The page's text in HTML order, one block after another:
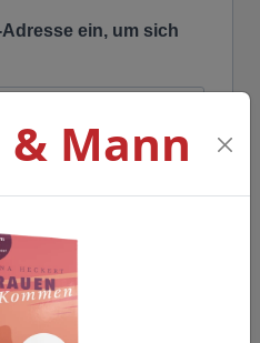
ein, um sich
rund um Liebe,
ein
beim Webinar beantwortet.
ist erforderlich, um Ihnen den
& Mann